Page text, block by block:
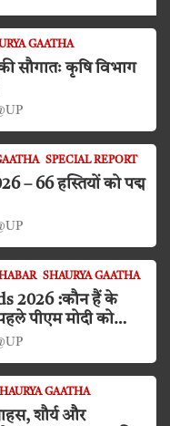
GAATHA
सौगातः कृषि विभाग
SPECIAL REPORT
– 66 हस्तियों को पद्म
SHAURYA GAATHA
2026 :कौन हैं के
पीएम मोदी को
GAATHA
शौर्य और